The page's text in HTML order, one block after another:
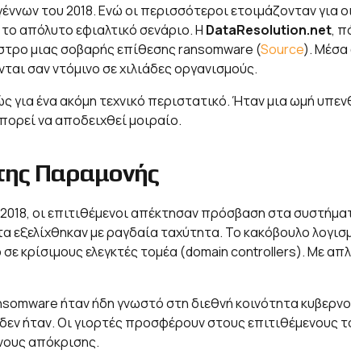
του 2018. Ενώ οι περισσότεροι ετοιμάζονταν για
απόλυτο εφιαλτικό σενάριο. Η DataResolution.net,
μιας σοβαρής επίθεσης ransomware (Source). Μέσα
σαν ντόμινο σε χιλιάδες οργανισμούς.
για ένα ακόμη τεχνικό περιστατικό. Ήταν μια ωμή
να αποδειχθεί μοιραίο.
Παραμονής
οι επιτιθέμενοι απέκτησαν πρόσβαση στα
εξελίχθηκαν με ραγδαία ταχύτητα. Το κακόβουλο
κρίσιμους ελεγκτές τομέα (domain controllers). Με
ήταν ήδη γνωστό στη διεθνή κοινότητα
ήταν. Οι γιορτές προσφέρουν στους
απόκρισης.